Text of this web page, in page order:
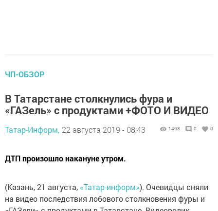
ЧП-ОБЗОР
В Татарстане столкнулись фура и
«ГАЗель» с продуктами +ФОТО И ВИДЕО
Татар-Информ, 22 августа 2019 - 08:43 1493 0 0
ДТП произошло накануне утром.
(Казань, 21 августа, «Татар-информ»). Очевидцы сняли
на видео последствия лобового столкновения фуры и